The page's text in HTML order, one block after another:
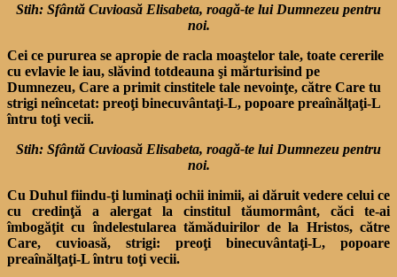
Stih: Sfântă Cuvioasă Elisabeta, roagă-te lui Dumnezeu pentru
noi.
Cei ce pururea se apropie de racla moaştelor tale, toate cererile
cu evlavie le iau, slăvind totdeauna şi mărturisind pe
Dumnezeu, Care a primit cinstitele tale nevoinţe, către Care tu
strigi neîncetat: preoţi binecuvântaţi-L, popoare preaînălţaţi-L
întru toţi vecii.
Stih: Sfântă Cuvioasă Elisabeta, roagă-te lui Dumnezeu pentru
noi.
Cu Duhul fiindu-ţi luminaţi ochii inimii, ai dăruit vedere celui ce
cu credinţă a alergat la cinstitul tăumormânt, căci te-ai
îmbogăţit cu îndelestularea tămăduirilor de la Hristos, către
Care, cuvioasă, strigi: preoţi binecuvântaţi-L, popoare
preaînălţaţi-L întru toţi vecii.